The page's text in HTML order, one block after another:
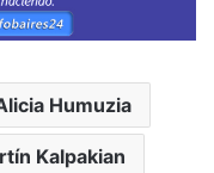
Humuzia
Kalpakian